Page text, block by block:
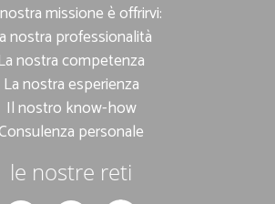
missione è offrirvi:
nostra professionalità
nostra competenza
La nostra esperienza
Il nostro know-how
personale
le nostre reti